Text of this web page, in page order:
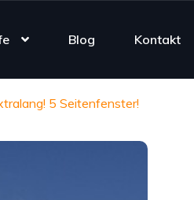
Blog Kontakt
5 Seitenfenster!